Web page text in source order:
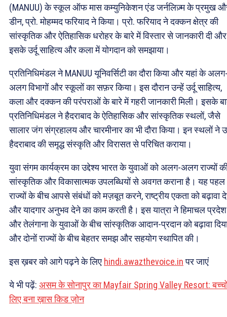
(MANUU) के स्कूल ऑफ मास कम्युनिकेशन एंड जर्नलिज़्म के प्रमुख
डीन, प्रो. मोहम्मद फरियाद ने किया। प्रो. फरियाद ने दक्कन क्षेत्र की
सांस्कृतिक और ऐतिहासिक धरोहर के बारे में विस्तार से जानकारी दी और
इसके उर्दू साहित्य और कला में योगदान को समझाया।
प्रतिनिधिमंडल ने MANUU यूनिवर्सिटी का दौरा किया और यहां के
अलग विभागों और स्कूलों का सफ़र किया। इस दौरान उन्हें उर्दू साहित्य,
कला और दक्कन की परंपराओं के बारे में गहरी जानकारी मिली। इसके
प्रतिनिधिमंडल ने हैदराबाद के ऐतिहासिक और सांस्कृतिक स्थलों, जैसे
सालार जंग संग्रहालय और चारमीनार का भी दौरा किया। इन स्थलों ने
हैदराबाद की समृद्ध संस्कृति और विरासत से परिचित कराया।
युवा संगम कार्यक्रम का उद्देश्य भारत के युवाओं को अलग-अलग राज्यों
सांस्कृतिक और विकासात्मक उपलब्धियों से अवगत कराना है। यह पहल
राज्यों के बीच आपसे संबंधों को मज़बूत करने, राष्ट्रीय एकता को बढ़ावा
और यादगार अनुभव देने का काम करती है। इस यात्रा ने हिमाचल प्रदेश
और तेलंगाना के युवाओं के बीच सांस्कृतिक आदान-प्रदान को बढ़ावा
और दोनों राज्यों के बीच बेहतर समझ और सहयोग स्थापित की।
इस ख़बर को आगे पढ़ने के लिए hindi.awazthevoice.inपर जाएं
ये भी पढ़ें: असम के सोनापुर का Mayfair Spring Valley Resort:
लिए बना ख़ास किड ज़ोन